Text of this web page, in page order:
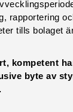
rapportering
tills bolaget
kompetent
byte av